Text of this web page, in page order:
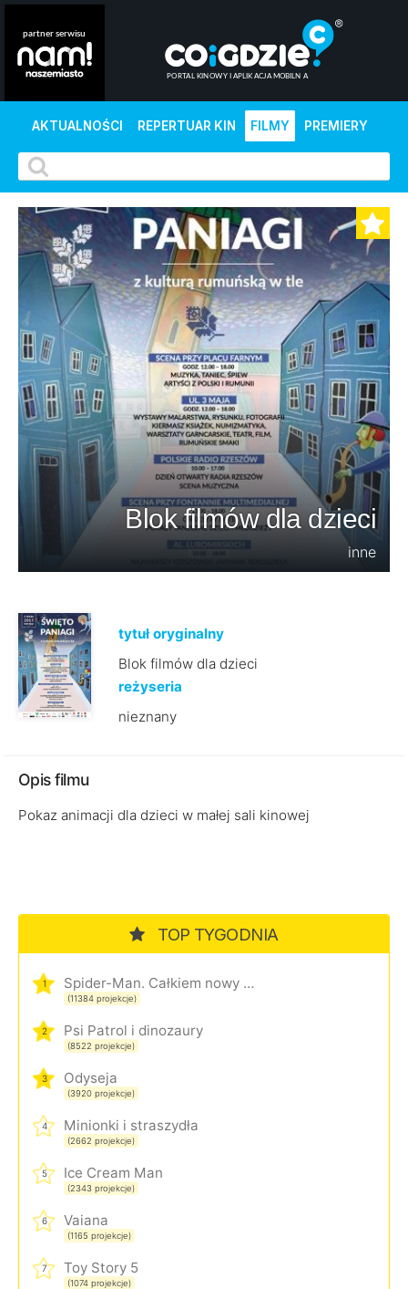
AKTUALNOŚCI REPERTUAR KIN FILMY PREMIERY
Blok filmów dla dzieci
inne
tytuł oryginalny
Blok filmów dla dzieci
reżyseria
nieznany
Opis filmu
Pokaz animacji dla dzieci w małej sali kinowej
TOP TYGODNIA
1 Spider-Man. Całkiem nowy dzień
(11384 projekcje)
2 Psi Patrol i dinozaury
(8522 projekcje)
3 Odyseja
(3920 projekcje)
4 Minionki i straszydła
(2662 projekcje)
5 Ice Cream Man
(2343 projekcje)
6 Vaiana
(1165 projekcje)
7 Toy Story 5
(1074 projekcje)